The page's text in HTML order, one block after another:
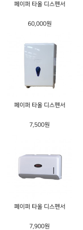
페이퍼 타올 디스펜서
60,000원
페이퍼 타올 디스펜서
7,500원
페이퍼 타올 디스펜서
7,900원